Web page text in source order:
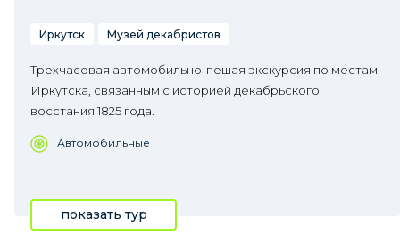
Иркутск Музей декабристов
Трехчасовая автомобильно-пешая экскурсия по местам
Иркутска, связанным с историей декабрьского
восстания 1825 года.
Автомобильные
показать тур